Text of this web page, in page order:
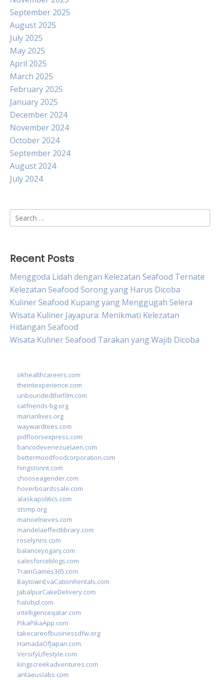
September 2025
August 2025
July 2025
May 2025
April 2025
March 2025
February 2025
January 2025
December 2024
November 2024
October 2024
September 2024
August 2024
July 2024
Search
for:
Recent Posts
Menggoda Lidah dengan Kelezatan Seafood Ternate
Kelezatan Seafood Sorong yang Harus Dicoba
Kuliner Seafood Kupang yang Menggugah Selera
Wisata Kuliner Jayapura: Menikmati Kelezatan
Hidangan Seafood
Wisata Kuliner Seafood Tarakan yang Wajib Dicoba
okhealthcareers.com
theintexperience.com
unboundedthefilm.com
catfriends-bg.org
marianlives.org
waywardtees.com
pidfloorsexpress.com
bancodevenezuelaen.com
bettermoodfoodcorporation.com
hingstonnt.com
chooseagender.com
hoverboardssale.com
alaskapolitics.com
stsmp.org
manoelneves.com
mandelaeffectlibrary.com
roselynns.com
balanceyoganj.com
salesforceblogs.com
TrainGames365.com
BaytownEvaCationRentals.com
JabalpurCakeDelivery.com
halobjd.com
intelligenceqatar.com
PikaPikaApp.com
takecareofbusinessdfw.org
HamadaOfJapan.com
VersifyLifestyle.com
kingscreekadventures.com
antaeuslabs.com